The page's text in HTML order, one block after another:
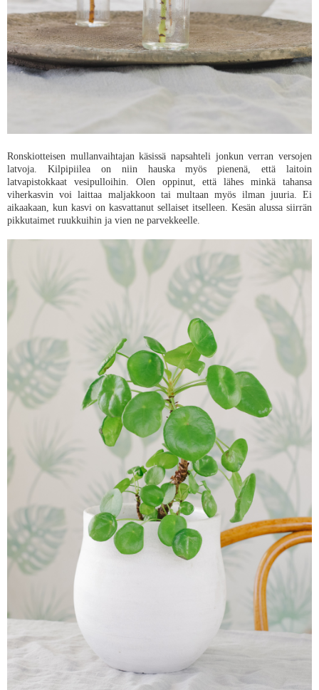
Ronskiotteisen mullanvaihtajan käsissä napsahteli jonkun verran versojen
latvoja. Kilpipiilea on niin hauska myös pienenä, että laitoin
latvapistokkaat vesipulloihin. Olen oppinut, että lähes minkä tahansa
viherkasvin voi laittaa maljakkoon tai multaan myös ilman juuria. Ei
aikaakaan, kun kasvi on kasvattanut sellaiset itselleen. Kesän alussa siirrän
pikkutaimet ruukkuihin ja vien ne parvekkeelle.